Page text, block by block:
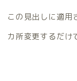
この見出しに適用
カ所変更するだけ